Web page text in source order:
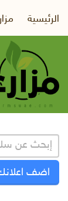
الرئيسية
اضف